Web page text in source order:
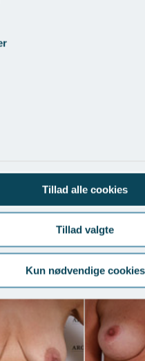
Tillad alle cookies
Tillad valgte
Kun nødvendige cookies
BFO med
>